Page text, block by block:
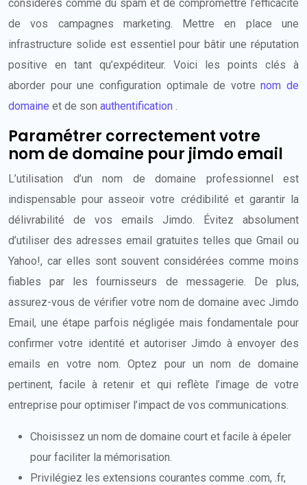
considérés comme du spam et de compromettre l’efficacité
de vos campagnes marketing. Mettre en place une
infrastructure solide est essentiel pour bâtir une réputation
positive en tant qu’expéditeur. Voici les points clés à
aborder pour une configuration optimale de votrenom de
domaine et de son authentification .
Paramétrer correctement votre
nom de domaine pour jimdo email
L’utilisation d’un nom de domaine professionnel est
indispensable pour asseoir votre crédibilité et garantir la
délivrabilité de vos emails Jimdo. Évitez absolument
d’utiliser des adresses email gratuites telles que Gmail ou
Yahoo!, car elles sont souvent considérées comme moins
fiables par les fournisseurs de messagerie. De plus,
assurez-vous de vérifier votre nom de domaine avec Jimdo
Email, une étape parfois négligée mais fondamentale pour
confirmer votre identité et autoriser Jimdo à envoyer des
emails en votre nom. Optez pour un nom de domaine
pertinent, facile à retenir et qui reflète l’image de votre
entreprise pour optimiser l’impact de vos communications.
Choisissez un nom de domaine court et facile à épeler
pour faciliter la mémorisation.
Privilégiez les extensions courantes comme .com, .fr,